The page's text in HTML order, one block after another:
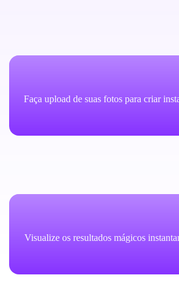
Faça upload de suas fotos para criar
Visualize os resultados mágicos